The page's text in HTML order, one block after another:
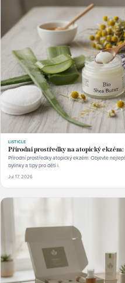
LISTICLE
Přírodní prostředky na atopický
Přírodní prostředky atopický ekzém: Objevte
bylinky a tipy pro děti i.
Jul 17, 2026